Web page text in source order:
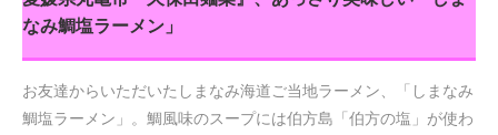
なみ鯛塩ラーメン」
お友達からいただいたしまなみ海道ご当地ラーメン、「しまなみ
鯛塩ラーメン」。鯛風味のスープには伯方島「伯方の塩」が使わ